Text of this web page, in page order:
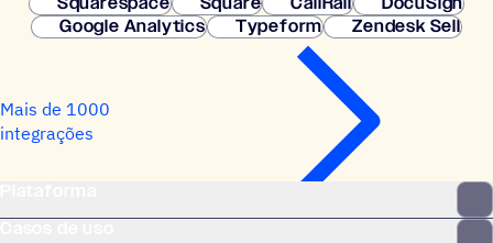
Google Analytics
Typeform Zendesk Sell
Mais de 1000
integrações